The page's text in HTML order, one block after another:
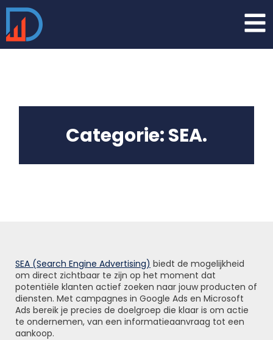
Categorie:SEA.
SEA (Search Engine Advertising) biedt de mogelijkheid
om direct zichtbaar te zijn op het moment dat
potentiële klanten actief zoeken naar jouw producten of
diensten. Met campagnes in Google Ads en Microsoft
Ads bereik je precies de doelgroep die klaar is om actie
te ondernemen, van een informatieaanvraag tot een
aankoop.